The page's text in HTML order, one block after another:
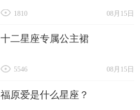
08月15日
1810
十二星座专属公主裙
08月15日
5546
福原爱是什么星座？